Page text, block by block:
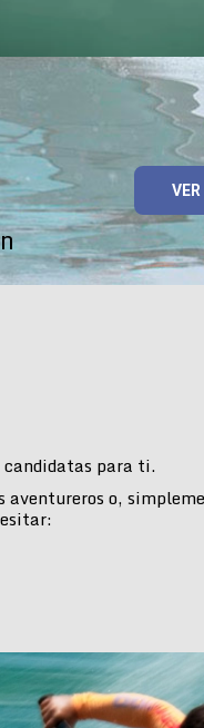
candidatas para ti.
aventureros o,